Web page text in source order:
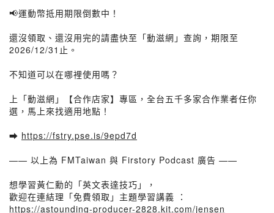
📢運動幣抵用期限倒數中！
還沒領取、還沒用完的請盡快至「動滋網」查詢，期限至
2026/12/31止。
不知道可以在哪裡使用嗎？
上「動滋網」【合作店家】專區，全台五千多家合作業者任你
選，馬上來找適用地點！
➡️ https://fstry.pse.is/9epd7d
—— 以上為 FMTaiwan 與 Firstory Podcast 廣告 ——
想學習黃仁勳的「英文表達技巧」，
歡迎在連結理「免費領取」主題學習講義 ：
https://astounding-producer-2828.kit.com/jensen